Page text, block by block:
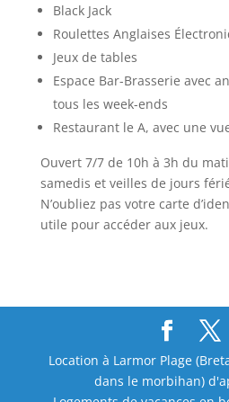
Black Jack
Roulettes Anglaises
Jeux de tables
Espace Bar-Brasserie avec
tous les week-ends
Restaurant le A, avec une
Ouvert 7/7 de 10h à 3h du
samedis et veilles de jours
N’oubliez pas votre carte
utile pour accéder aux jeux.
Location à Larmor Plage
dans le morbihan)